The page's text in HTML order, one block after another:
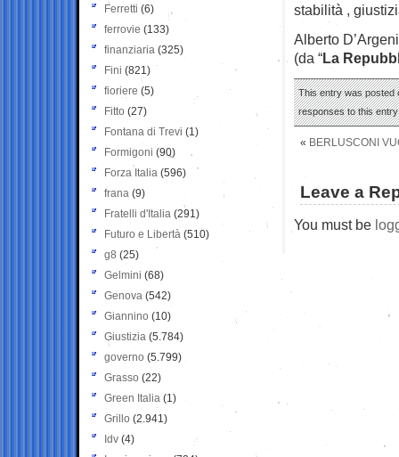
stabilità ,
Alberto
(da “La
This entry was posted
responses to this
« BERLUSCONI
Leave a
You must be
Ferretti (6)
ferrovie (133)
finanziaria (325)
Fini (821)
fioriere (5)
Fitto (27)
Fontana di Trevi (1)
Formigoni (90)
Forza Italia (596)
frana (9)
Fratelli d'Italia (291)
Futuro e Libertà (510)
g8 (25)
Gelmini (68)
Genova (542)
Giannino (10)
Giustizia (5.784)
governo (5.799)
Grasso (22)
Green Italia (1)
Grillo (2.941)
Idv (4)